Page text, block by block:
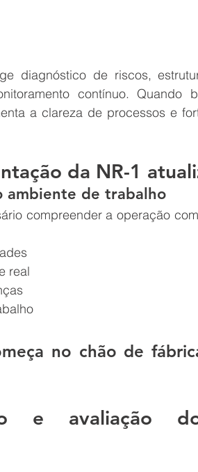
diagnóstico de riscos,
contínuo. Quando
a clareza de processos e
da NR-1
ambiente de trabalho
compreender a operação
real
no chão de
e avaliação